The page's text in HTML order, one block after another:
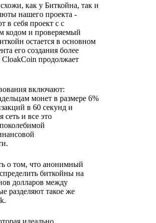
как у Биткойна, так и
нашего проекта -
в себя проект с с
кодом и проверяемый
остается в основном
его создания более
CloakCoin продолжает
включают:
монет в размере 6%
в 60 секунд и
сеть и все это
о том, что анонимный
биткойны на
долларов между
разделяют такое же
идеально